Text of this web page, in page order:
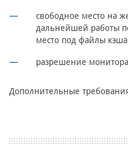
свободное место на
дальнейшей работы
место под файлы кэша
разрешение
Дополнительные